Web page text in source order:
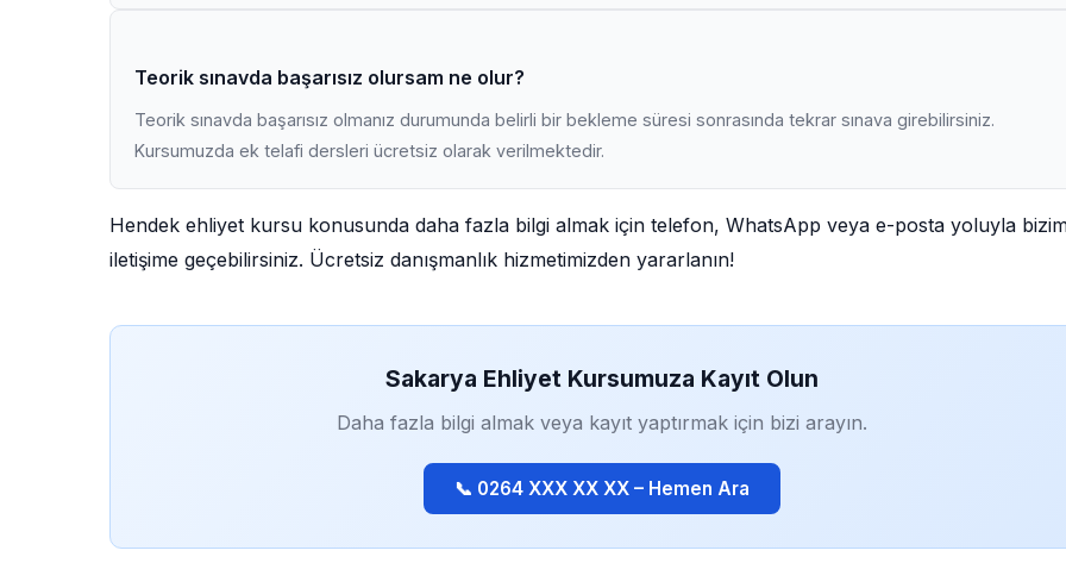
Teorik sınavda başarısız olursam ne olur?
Teorik sınavda başarısız olmanız durumunda belirli bir bekleme süresi sonrasında tekrar sınava girebilirsiniz.
Kursumuzda ek telafi dersleri ücretsiz olarak verilmektedir.
Hendek ehliyet kursu konusunda daha fazla bilgi almak için telefon, WhatsApp veya e-posta yoluyla
iletişime geçebilirsiniz. Ücretsiz danışmanlık hizmetimizden yararlanın!
Sakarya Ehliyet Kursumuza Kayıt Olun
Daha fazla bilgi almak veya kayıt yaptırmak için bizi arayın.
📞 0264 XXX XX XX – Hemen Ara